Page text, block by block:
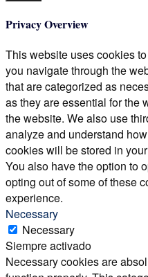
Privacy Overview
This website uses cookies
you navigate through the
that are categorized as
as they are essential for the
the website. We also use
analyze and understand
cookies will be stored in
You also have the option to
opting out of some of these
experience.
Necessary
Necessary
Siempre activado
Necessary cookies are